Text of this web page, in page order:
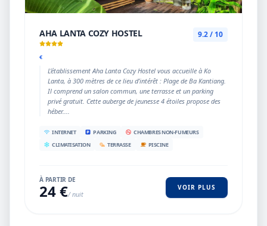
AHA LANTA COZY HOSTEL
€
9.2 / 10
L’établissement Aha Lanta Cozy Hostel vous accueille à Ko
Lanta, à 300 mètres de ce lieu d’intérêt : Plage de Ba Kantiang.
Il comprend un salon commun, une terrasse et un parking
privé gratuit. Cette auberge de jeunesse 4 étoiles propose des
héber....
INTERNET PARKING
CHAMBRES NON-FUMEURS
CLIMATISATION
TERRASSE PISCINE
À PARTIR DE
24 €/ nuit
VOIR PLUS